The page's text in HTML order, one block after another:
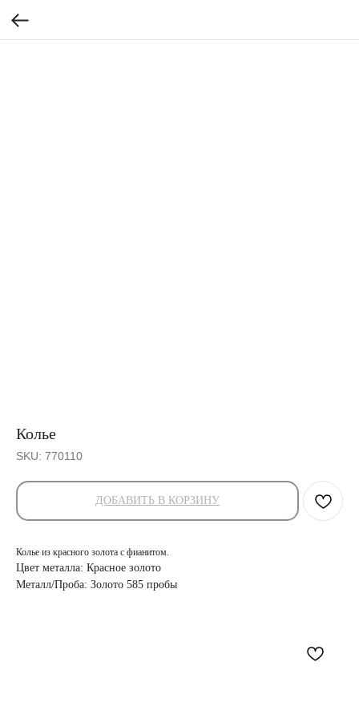
Колье
SKU: 770110
ДОБАВИТЬ В КОРЗИНУ
Колье из красного золота с фианитом.
Цвет металла: Красное золото
Металл/Проба: Золото 585 пробы